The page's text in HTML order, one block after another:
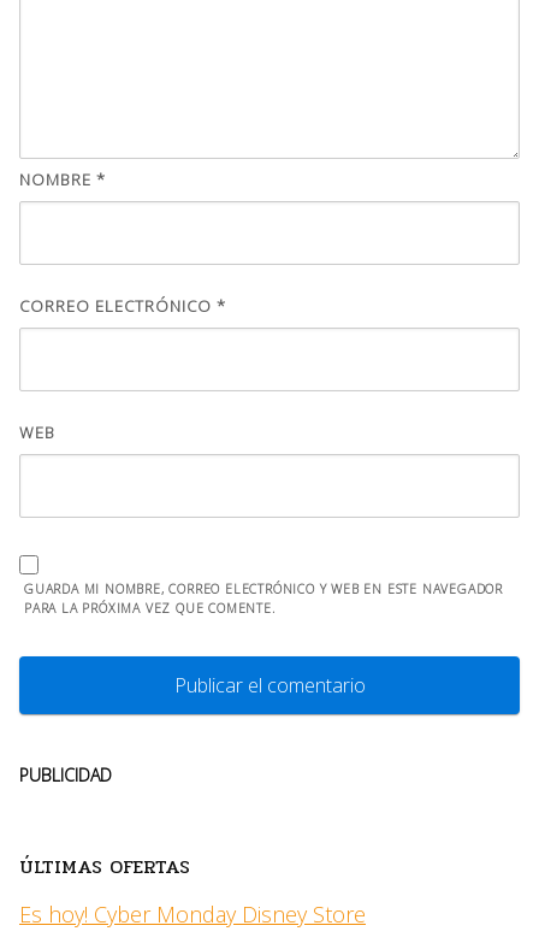
NOMBRE *
CORREO ELECTRÓNICO *
WEB
GUARDA MI NOMBRE, CORREO ELECTRÓNICO Y WEB EN ESTE NAVEGADOR
PARA LA PRÓXIMA VEZ QUE COMENTE.
PUBLICIDAD
ÚLTIMAS OFERTAS
Es hoy! Cyber Monday Disney Store